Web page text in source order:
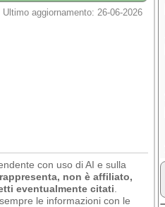
Ultimo aggiornamento: 26-06-2026
con uso di AI e sulla
non è affiliato,
eventualmente citati
le informazioni con le